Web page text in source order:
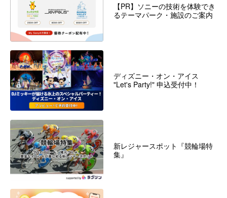
【PR】ソニーの技術を体験でき
るテーマパーク・施設のご案内
ディズニー・オン・アイス
"Let's Party!" 申込受付中！
新レジャースポット『競輪場特
集』